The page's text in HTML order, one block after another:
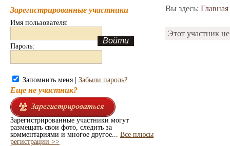
Зарегистрированные участники
Имя пользователя:
Пароль:
Запомнить меня | Забыли пароль?
Еще не участник?
Зарегистрированные участники могут
размещать свои фото, следить за
комментариями и многое другое... Все плюсы
регистрации >>
Вы здесь:
Этот участник